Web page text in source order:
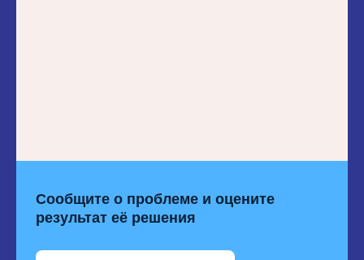
Сообщите о проблеме и оцените
результат её решения